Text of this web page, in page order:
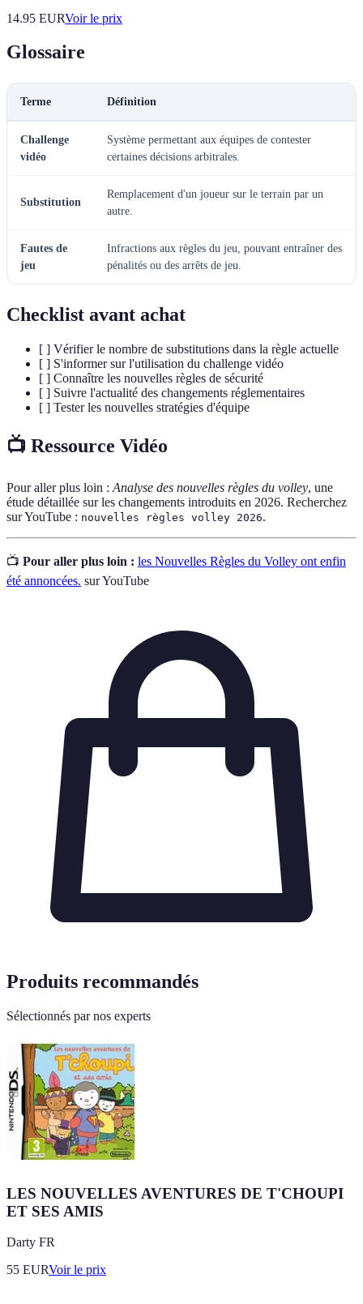
14.95 EURVoir le prix
Glossaire
Terme Définition
Challenge
vidéo
Système permettant aux équipes de contester
certaines décisions arbitrales.
Substitution
Remplacement d'un joueur sur le terrain par un
autre.
Fautes de
jeu
Infractions aux règles du jeu, pouvant entraîner des
pénalités ou des arrêts de jeu.
Checklist avant achat
[ ] Vérifier le nombre de substitutions dans la règle actuelle
[ ] S'informer sur l'utilisation du challenge vidéo
[ ] Connaître les nouvelles règles de sécurité
[ ] Suivre l'actualité des changements réglementaires
[ ] Tester les nouvelles stratégies d'équipe
📺 Ressource Vidéo
Pour aller plus loin : Analyse des nouvelles règles du volley, une
étude détaillée sur les changements introduits en 2026. Recherchez
sur YouTube : nouvelles règles volley 2026.
📺 Pour aller plus loin : les Nouvelles Règles du Volley ont enfin
été annoncées. sur YouTube
Produits recommandés
Sélectionnés par nos experts
LES NOUVELLES AVENTURES DE T'CHOUPI
ET SES AMIS
Darty FR
55 EURVoir le prix